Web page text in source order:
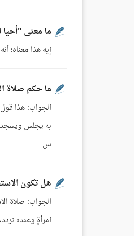
ما معنى
إيه هذا معناه؛
ما حكم صلاة
الجواب: هذا قول
به يجلس ويسجد
س: ...
هل تكون
الجواب: صلاة
امرأةٍ وعنده تردد، أو